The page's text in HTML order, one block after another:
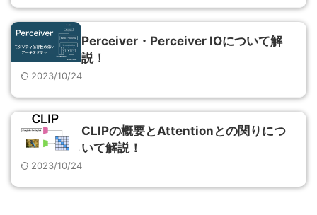
Perceiver・Perceiver IOについて解
説！
2023/10/24
CLIPの概要とAttentionとの関りにつ
いて解説！
2023/10/24